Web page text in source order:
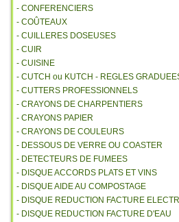
- CONFERENCIERS
- COÛTEAUX
- CUILLERES DOSEUSES
- CUIR
- CUISINE
- CUTCH ou KUTCH - REGLES
- CUTTERS PROFESSIONNELS
- CRAYONS DE CHARPENTIERS
- CRAYONS PAPIER
- CRAYONS DE COULEURS
- DESSOUS DE VERRE OU COASTER
- DETECTEURS DE FUMEES
- DISQUE ACCORDS PLATS ET VINS
- DISQUE AIDE AU COMPOSTAGE
- DISQUE REDUCTION FACTURE
- DISQUE REDUCTION FACTURE D'EAU